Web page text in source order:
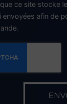
ce site stocke
envoyées afin de